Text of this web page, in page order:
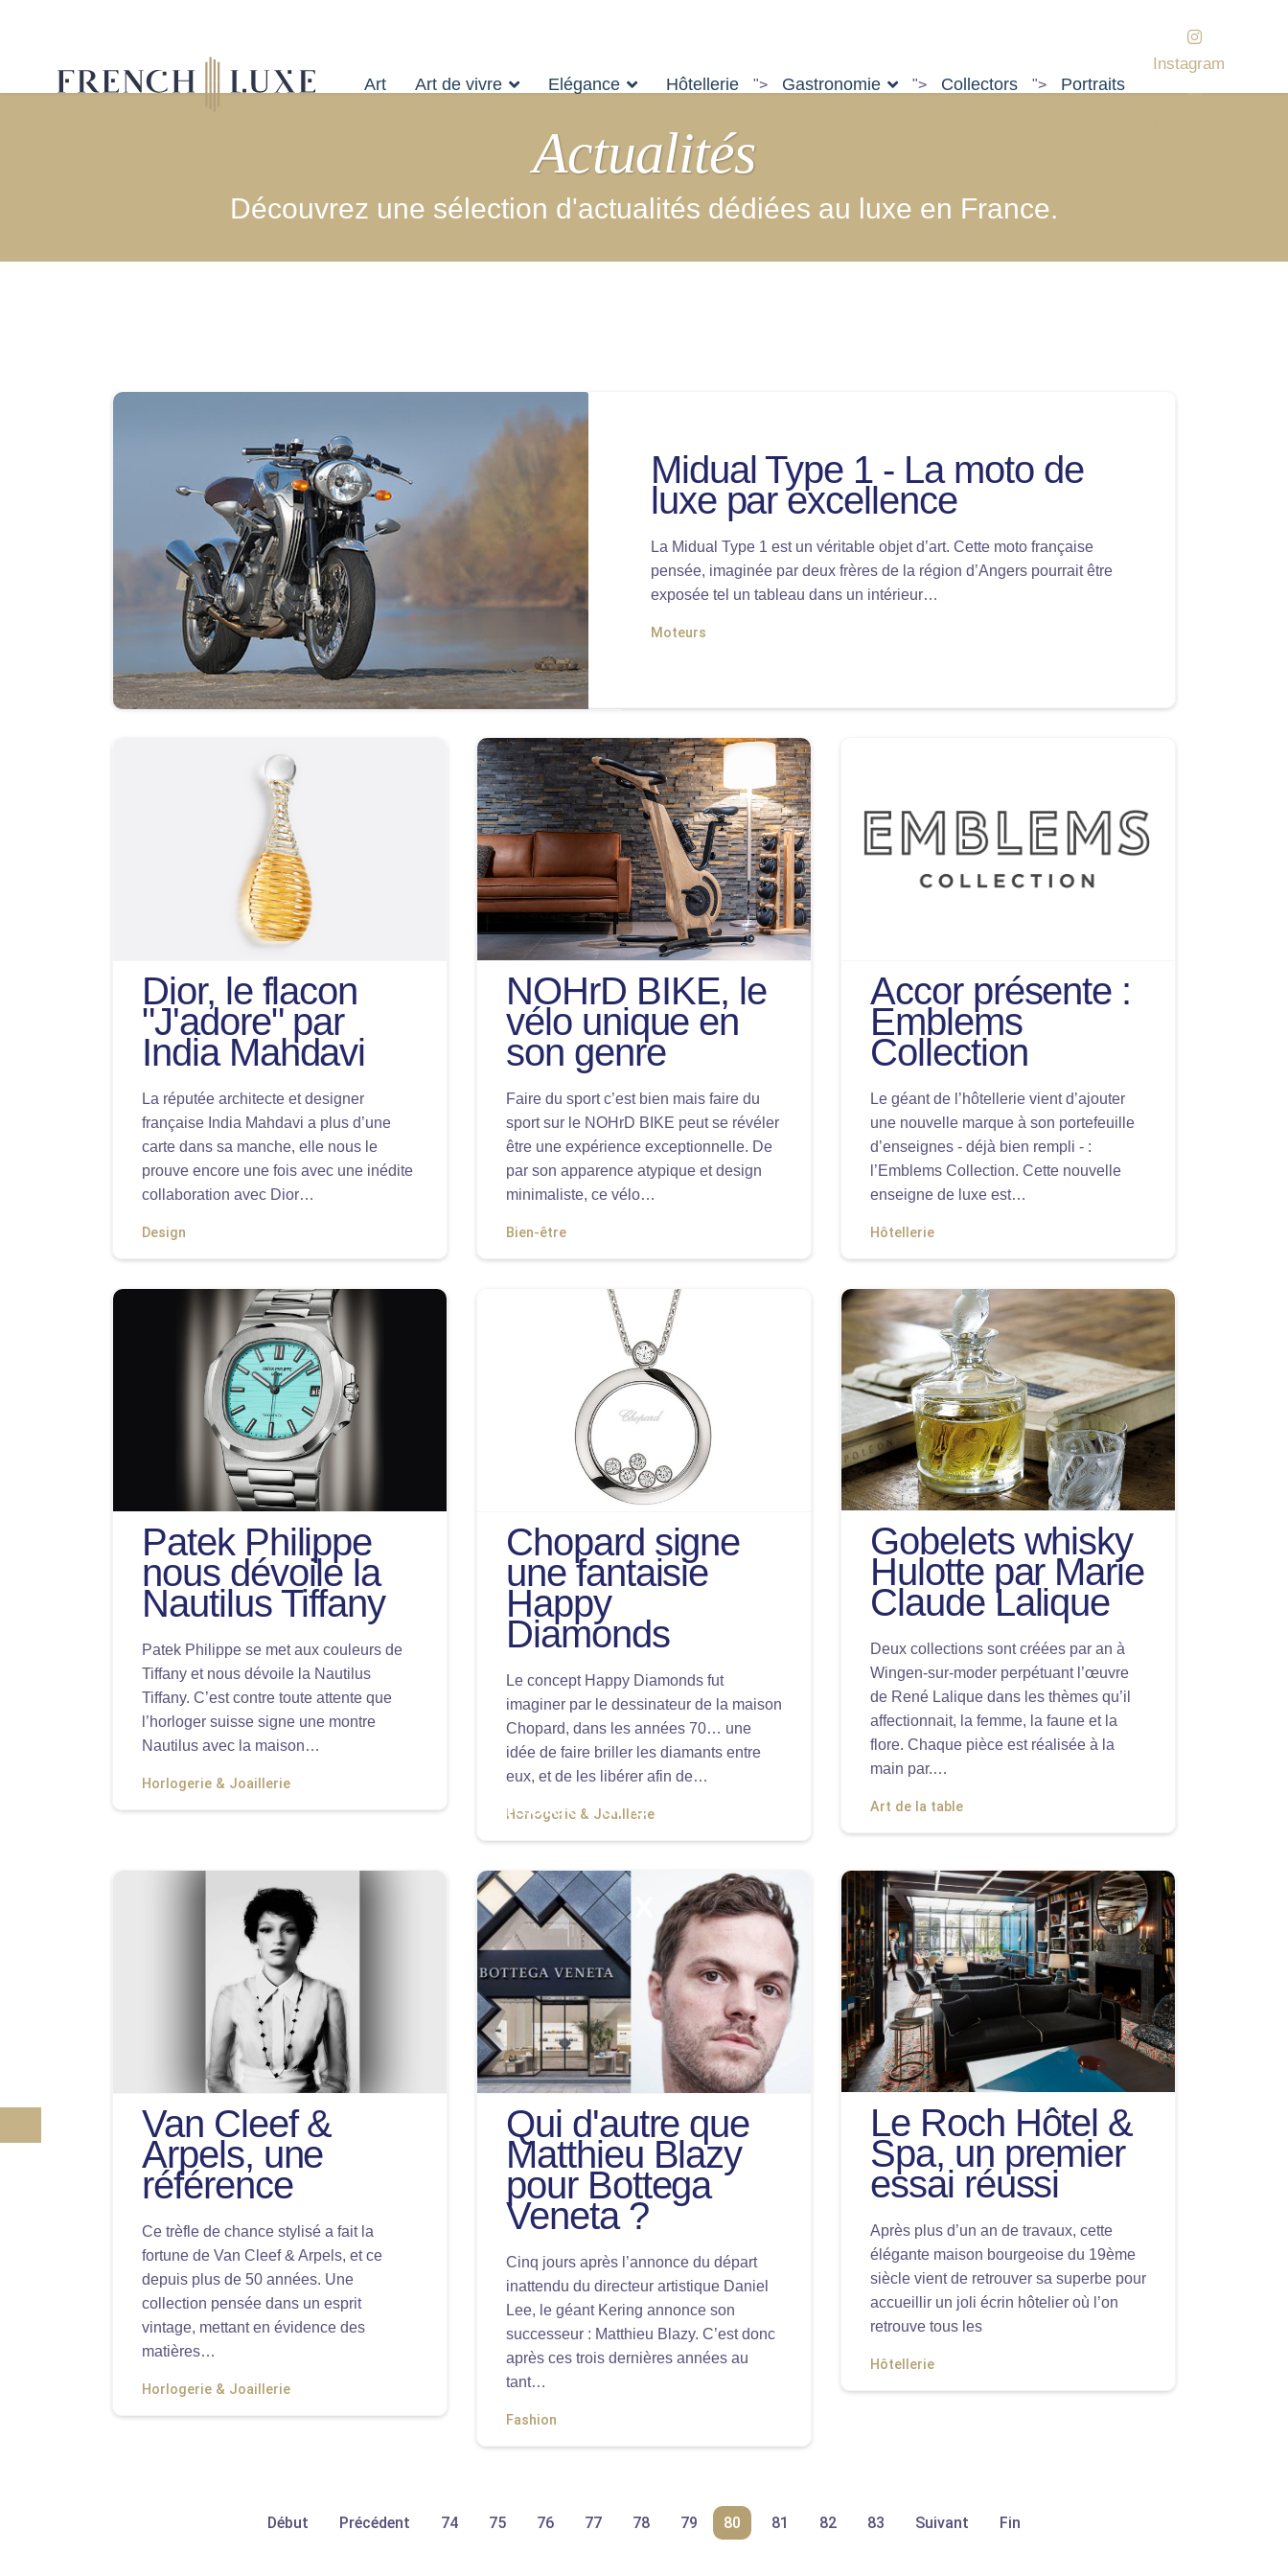
Art Art de vivre Elégance Hôtellerie "> Gastronomie "> Collectors "> Portraits
Instagram
Actualités
Découvrez une sélection d'actualités dédiées au luxe en France.
Midual Type 1 - La moto de
luxe par excellence
La Midual Type 1 est un véritable objet d’art. Cette moto française
pensée, imaginée par deux frères de la région d’Angers pourrait être
exposée tel un tableau dans un intérieur…
Moteurs
Dior, le flacon
"J'adore" par
India Mahdavi
La réputée architecte et designer
française India Mahdavi a plus d’une
carte dans sa manche, elle nous le
prouve encore une fois avec une inédite
collaboration avec Dior…
Design
NOHrD BIKE, le
vélo unique en
son genre
Faire du sport c’est bien mais faire du
sport sur le NOHrD BIKE peut se révéler
être une expérience exceptionnelle. De
par son apparence atypique et design
minimaliste, ce vélo…
Bien-être
Accor présente :
Emblems
Collection
Le géant de l’hôtellerie vient d’ajouter
une nouvelle marque à son portefeuille
d’enseignes - déjà bien rempli - :
l’Emblems Collection. Cette nouvelle
enseigne de luxe est…
Hôtellerie
Patek Philippe
nous dévoile la
Nautilus Tiffany
Patek Philippe se met aux couleurs de
Tiffany et nous dévoile la Nautilus
Tiffany. C’est contre toute attente que
l’horloger suisse signe une montre
Nautilus avec la maison…
Horlogerie & Joaillerie
Chopard signe
une fantaisie
Happy
Diamonds
Le concept Happy Diamonds fut
imaginer par le dessinateur de la maison
Chopard, dans les années 70… une
idée de faire briller les diamants entre
eux, et de les libérer afin de…
Horlogerie & Joaillerie
Gobelets whisky
Hulotte par Marie
Claude Lalique
Deux collections sont créées par an à
Wingen-sur-moder perpétuant l’œuvre
de René Lalique dans les thèmes qu’il
affectionnait, la femme, la faune et la
flore. Chaque pièce est réalisée à la
main par.…
Art de la table
Van Cleef &
Arpels, une
référence
Ce trèfle de chance stylisé a fait la
fortune de Van Cleef & Arpels, et ce
depuis plus de 50 années. Une
collection pensée dans un esprit
vintage, mettant en évidence des
matières…
Horlogerie & Joaillerie
Qui d'autre que
Matthieu Blazy
pour Bottega
Veneta ?
Cinq jours après l’annonce du départ
inattendu du directeur artistique Daniel
Lee, le géant Kering annonce son
successeur : Matthieu Blazy. C’est donc
après ces trois dernières années au
tant…
Fashion
Le Roch Hôtel &
Spa, un premier
essai réussi
Après plus d’un an de travaux, cette
élégante maison bourgeoise du 19ème
siècle vient de retrouver sa superbe pour
accueillir un joli écrin hôtelier où l’on
retrouve tous les
Hôtellerie
Début Précédent 74 75 76 77 78 79 80 81 82 83 Suivant Fin
Effectuer une recherche...